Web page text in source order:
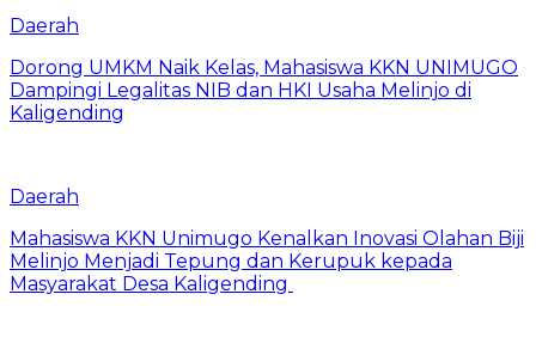
Daerah
Dorong UMKM Naik Kelas, Mahasiswa KKN UNIMUGO
Dampingi Legalitas NIB dan HKI Usaha Melinjo di
Kaligending
Daerah
Mahasiswa KKN Unimugo Kenalkan Inovasi Olahan Biji
Melinjo Menjadi Tepung dan Kerupuk kepada
Masyarakat Desa Kaligending